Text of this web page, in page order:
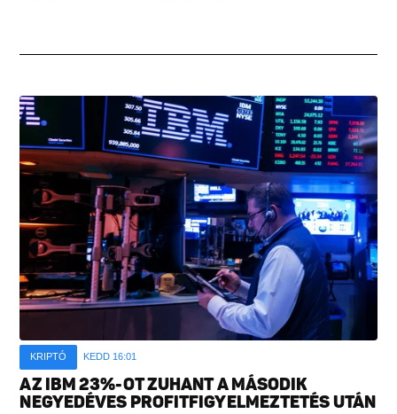
KRIPTÓ KEDD 16:01
AZ IBM 23%-OT ZUHANT A MÁSODIK
NEGYEDÉVES PROFITFIGYELMEZTETÉS UTÁN